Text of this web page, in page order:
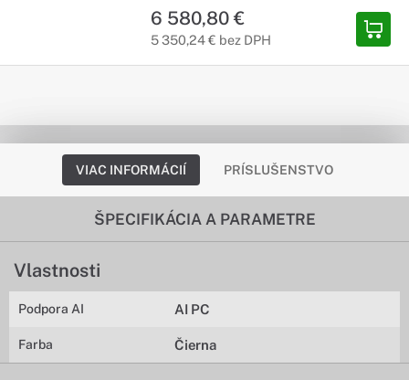
6 580,80 €
5 350,24 € bez DPH
VIAC INFORMÁCIÍ PRÍSLUŠENSTVO
ŠPECIFIKÁCIA A PARAMETRE
Vlastnosti
Podpora AI AI PC
Farba Čierna